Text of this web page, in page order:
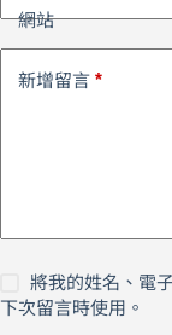
網站
新增留言 *
將我的姓名、電
下次留言時使用。